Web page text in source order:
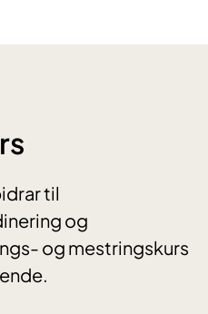
til
og
og mestringskurs